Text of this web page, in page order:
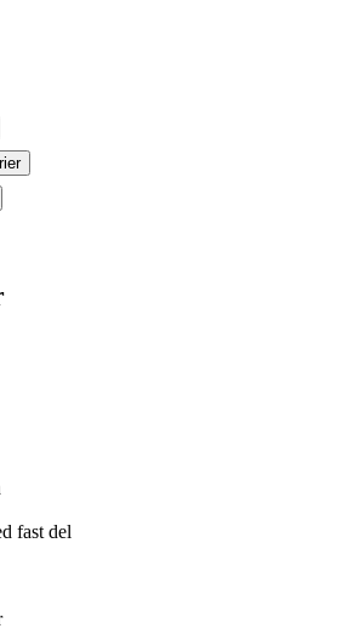
fast del